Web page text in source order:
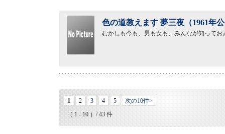
色の道教えます 夢三夜（1961年
むかしも今も、男も女も、みんなが知ってお
1 2 3 4 5
次の10件>
（ 1 - 10 ）/ 43 件